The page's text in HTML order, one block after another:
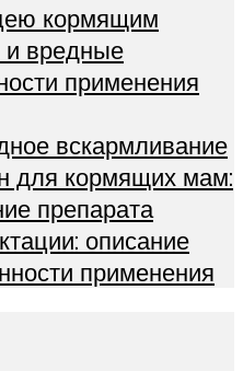
кормящим
вредные
применения
вскармливание
для кормящих мам:
препарата
описание
применения